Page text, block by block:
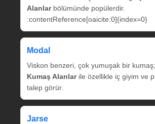
Alanlarbölümünde popülerdir.
:contentReference[oaicite:0]{index=0}
Modal
Viskon benzeri, çok yumuşak bir
Kumaş Alanlarile özellikle iç giyim ve
talep görür.
Jarse